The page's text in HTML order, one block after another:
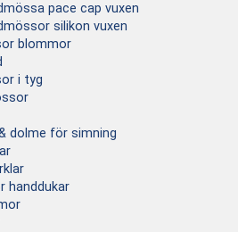
pace cap vuxen
silikon vuxen
blommor
i tyg
dolme för simning
handdukar